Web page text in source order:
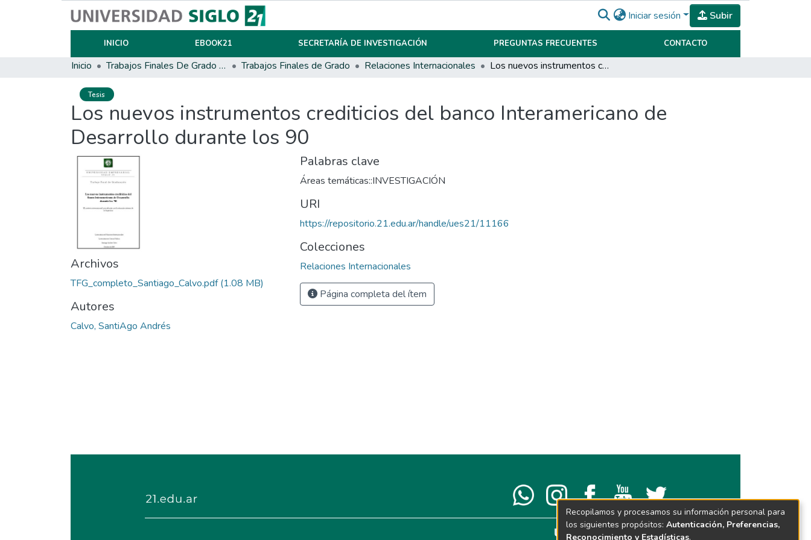
Iniciar sesión Subir
INICIO EBOOK21 SECRETARÍA DE INVESTIGACIÓN PREGUNTAS FRECUENTES CONTACTO
Inicio Trabajos Finales De Grado Y Posgrado Trabajos Finales de Grado Relaciones Internacionales Los nuevos instrumentos crediticios del banco Interamericano de Desarrollo durante los 90
Tesis
Los nuevos instrumentos crediticios del banco Interamericano de
Desarrollo durante los 90
Archivos
TFG_completo_Santiago_Calvo.pdf(1.08 MB)
Autores
Calvo, SantiAgo Andrés
Palabras clave
Áreas temáticas::INVESTIGACIÓN
URI
https://repositorio.21.edu.ar/handle/ues21/11166
Colecciones
Relaciones Internacionales
Página completa del ítem
Recopilamos y procesamos su información personal para
los siguientes propósitos: Autenticación, Preferencias,
Reconocimiento y Estadísticas.